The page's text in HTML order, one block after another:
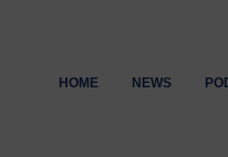
HOME NEWS